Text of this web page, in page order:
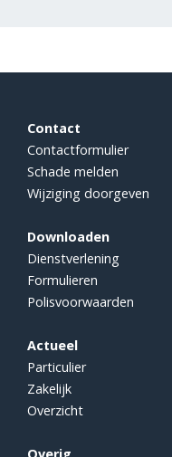
Contact
Contactformulier
Schade melden
Wijziging doorgeven
Downloaden
Dienstverlening
Formulieren
Polisvoorwaarden
Actueel
Particulier
Zakelijk
Overzicht